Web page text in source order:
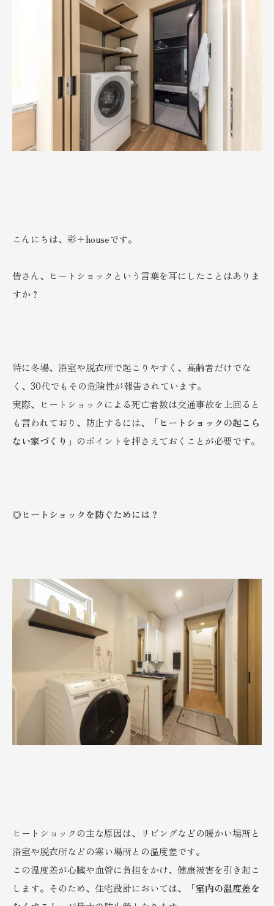
こんにちは、彩＋houseです。
皆さん、ヒートショックという言葉を耳にしたことはありま
すか？
特に冬場、浴室や脱衣所で起こりやすく、高齢者だけでな
く、30代でもその危険性が報告されています。
実際、ヒートショックによる死亡者数は交通事故を上回ると
も言われており、防止するには、「ヒートショックの起こら
ない家づくり 」のポイントを押さえておくことが必要です。
◎ヒートショックを防ぐためには？
ヒートショックの主な原因は、リビングなどの暖かい場所と
浴室や脱衣所などの寒い場所との温度差です。
この温度差が心臓や血管に負担をかけ、健康被害を引き起こ
します。そのため、住宅設計においては、「室内の温度差を